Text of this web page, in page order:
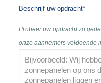
Beschrijf uw opdracht*
Probeer uw opdracht zo
onze aannemers voldoende